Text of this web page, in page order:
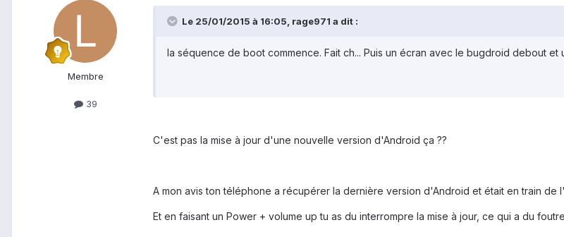
Membre
39
Le 25/01/2015 à 16:05, rage971 a dit :
la séquence de boot commence. Fait ch... Puis un écran avec le bugdroid debout et
C'est pas la mise à jour d'une nouvelle version d'Android ça ??
A mon avis ton téléphone a récupérer la dernière version d'Android et était en train de
Et en faisant un Power + volume up tu as du interrompre la mise à jour, ce qui a du